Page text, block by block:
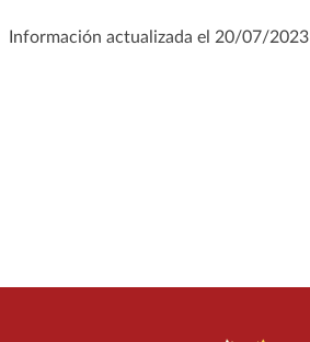
Información actualizada el 20/07/2023